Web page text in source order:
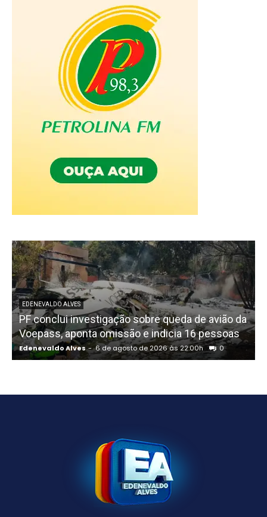
EDENEVALDO ALVES
PF conclui investigação sobre queda de avião da
Voepass, aponta omissão e indicia 16 pessoas
Edenevaldo Alves - 6 de agosto de 2026 às 22:00h 0